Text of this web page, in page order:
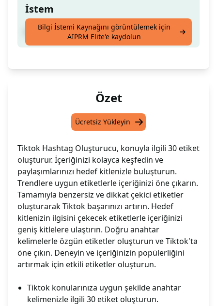
İstem
Konum Hakkında 30 Tiktok Hashtag Oluştur
Bilgi İstemi Kaynağını görüntülemek için
AIPRM Elite'e kaydolun
Özet
Ücretsiz Yükleyin
Tiktok Hashtag Oluşturucu, konuyla ilgili 30 etiket
oluşturur. İçeriğinizi kolayca keşfedin ve
paylaşımlarınızı hedef kitlenizle buluşturun.
Trendlere uygun etiketlerle içeriğinizi öne çıkarın.
Tamamıyla benzersiz ve dikkat çekici etiketler
oluşturarak Tiktok başarınızı artırın. Hedef
kitlenizin ilgisini çekecek etiketlerle içeriğinizi
geniş kitlelere ulaştırın. Doğru anahtar
kelimelerle özgün etiketler oluşturun ve Tiktok'ta
öne çıkın. Deneyin ve içeriğinizin popülerliğini
artırmak için etkili etiketler oluşturun.
Tiktok konularınıza uygun şekilde anahtar
kelimenizle ilgili 30 etiket oluşturun.